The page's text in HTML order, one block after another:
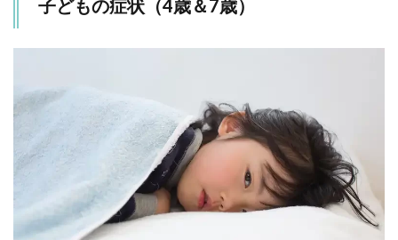
子どもの症状（4歳＆7歳）